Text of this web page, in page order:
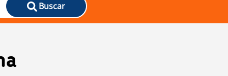
Buscar